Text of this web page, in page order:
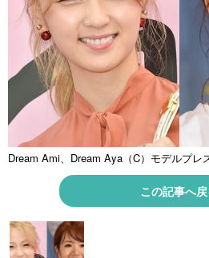
登録・ログイン/
Dream Ami、Dream Aya（C）モデルプレ
この記事へ戻